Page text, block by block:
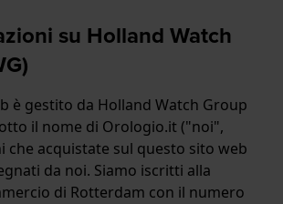
su Holland Watch
è gestito da Holland Watch Group
il nome di Orologio.it ("noi",
che acquistate sul questo sito web
da noi. Siamo iscritti alla
di Rotterdam con il numero